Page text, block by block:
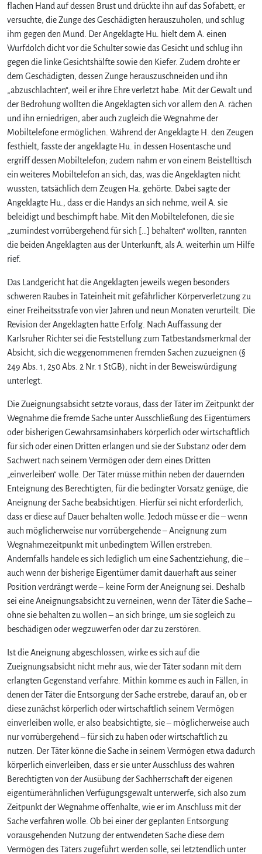
flachen Hand auf dessen Brust und drückte ihn auf das Sofabett; er
versuchte, die Zunge des Geschädigten herauszuholen, und schlug
ihm gegen den Mund. Der Angeklagte Hu. hielt dem A. einen
Wurfdolch dicht vor die Schulter sowie das Gesicht und schlug ihn
gegen die linke Gesichtshälfte sowie den Kiefer. Zudem drohte er
dem Geschädigten, dessen Zunge herauszuschneiden und ihn
„abzuschlachten“, weil er ihre Ehre verletzt habe. Mit der Gewalt und
der Bedrohung wollten die Angeklagten sich vor allem den A. rächen
und ihn erniedrigen, aber auch zugleich die Wegnahme der
Mobiltelefone ermöglichen. Während der Angeklagte H. den Zeugen
festhielt, fasste der angeklagte Hu. in dessen Hosentasche und
ergriff dessen Mobiltelefon; zudem nahm er von einem Beistelltisch
ein weiteres Mobiltelefon an sich, das, was die Angeklagten nicht
wussten, tatsächlich dem Zeugen Ha. gehörte. Dabei sagte der
Angeklagte Hu., dass er die Handys an sich nehme, weil A. sie
beleidigt und beschimpft habe. Mit den Mobiltelefonen, die sie
„zumindest vorrübergehend für sich […] behalten“ wollten, rannten
die beiden Angeklagten aus der Unterkunft, als A. weiterhin um Hilfe
rief.
Das Landgericht hat die Angeklagten jeweils wegen besonders
schweren Raubes in Tateinheit mit gefährlicher Körperverletzung zu
einer Freiheitsstrafe von vier Jahren und neun Monaten verurteilt. Die
Revision der Angeklagten hatte Erfolg. Nach Auffassung der
Karlsruher Richter sei die Feststellung zum Tatbestandsmerkmal der
Absicht, sich die weggenommenen fremden Sachen zuzueignen (§
249 Abs. 1, 250 Abs. 2 Nr. 1 StGB), nicht in der Beweiswürdigung
unterlegt.
Die Zueignungsabsicht setzte voraus, dass der Täter im Zeitpunkt der
Wegnahme die fremde Sache unter Ausschließung des Eigentümers
oder bisherigen Gewahrsamsinhabers körperlich oder wirtschaftlich
für sich oder einen Dritten erlangen und sie der Substanz oder dem
Sachwert nach seinem Vermögen oder dem eines Dritten
„einverleiben“ wolle. Der Täter müsse mithin neben der dauernden
Enteignung des Berechtigten, für die bedingter Vorsatz genüge, die
Aneignung der Sache beabsichtigen. Hierfür sei nicht erforderlich,
dass er diese auf Dauer behalten wolle. Jedoch müsse er die – wenn
auch möglicherweise nur vorrübergehende – Aneignung zum
Wegnahmezeitpunkt mit unbedingtem Willen erstreben.
Andernfalls handele es sich lediglich um eine Sachentziehung, die –
auch wenn der bisherige Eigentümer damit dauerhaft aus seiner
Position verdrängt werde – keine Form der Aneignung sei. Deshalb
sei eine Aneignungsabsicht zu verneinen, wenn der Täter die Sache –
ohne sie behalten zu wollen – an sich bringe, um sie sogleich zu
beschädigen oder wegzuwerfen oder dar zu zerstören.
Ist die Aneignung abgeschlossen, wirke es sich auf die
Zueignungsabsicht nicht mehr aus, wie der Täter sodann mit dem
erlangten Gegenstand verfahre. Mithin komme es auch in Fällen, in
denen der Täter die Entsorgung der Sache erstrebe, darauf an, ob er
diese zunächst körperlich oder wirtschaftlich seinem Vermögen
einverleiben wolle, er also beabsichtigte, sie – möglicherweise auch
nur vorrübergehend – für sich zu haben oder wirtschaftlich zu
nutzen. Der Täter könne die Sache in seinem Vermögen etwa dadurch
körperlich einverleiben, dass er sie unter Ausschluss des wahren
Berechtigten von der Ausübung der Sachherrschaft der eigenen
eigentümerähnlichen Verfügungsgewalt unterwerfe, sich also zum
Zeitpunkt der Wegnahme offenhalte, wie er im Anschluss mit der
Sache verfahren wolle. Ob bei einer der geplanten Entsorgung
vorausgehenden Nutzung der entwendeten Sache diese dem
Vermögen des Täters zugeführt werden solle, sei letztendlich unter